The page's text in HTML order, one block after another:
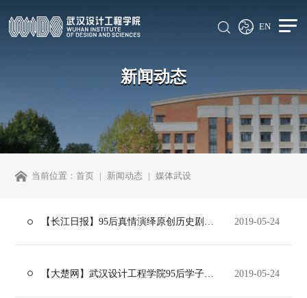
EN
新闻动态
当前位置：首页 新闻动态 媒体武设
2019-05-24
【大楚网】武汉设计工程学院95后学子真情演绎原创历史剧《杨门》 2019-05-24